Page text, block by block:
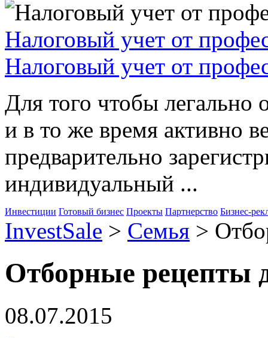
Налоговый учет от
Налоговый учет от
Для того чтобы легально
и в то же время активно
предварительно
индивидуальный ...
Инвестиции Готовый бизнес Проекты Партнерство Бизнес-
InvestSale > Семья >
Отборные рецепты
08.07.2015